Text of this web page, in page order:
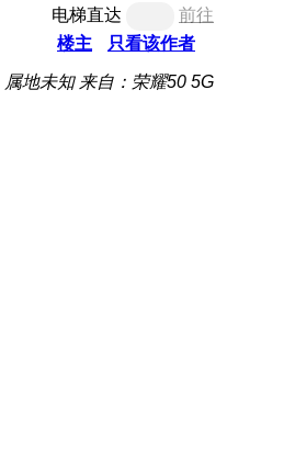
电梯直达
前往
楼主
只看该作者
属地未知 来自：荣耀50 5G